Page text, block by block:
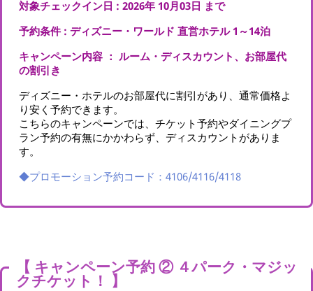
対象チェックイン日 : 2026年 10月03日 まで
予約条件 : ディズニー・ワールド 直営ホテル 1～14泊
キャンペーン内容 ： ルーム・ディスカウント、お部屋代
の割引き
ディズニー・ホテルのお部屋代に割引があり、通常価格よ
り安く予約できます。
こちらのキャンペーンでは、チケット予約やダイニングプ
ラン予約の有無にかかわらず、ディスカウントがありま
す。
◆プロモーション予約コード：4106/4116/4118
【 キャンペーン予約 ② ４パーク・マジッ
クチケット！ 】